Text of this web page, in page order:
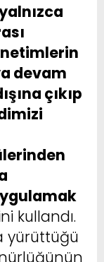
devam
çıkıp
kullandı.
yürüttüğü